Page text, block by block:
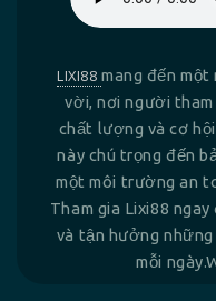
LIXI88 mang đến
vời, nơi người tham
chất lượng và cơ
này chú trọng đến
một môi trường an
Tham gia Lixi88
và tận hưởng
mỗi